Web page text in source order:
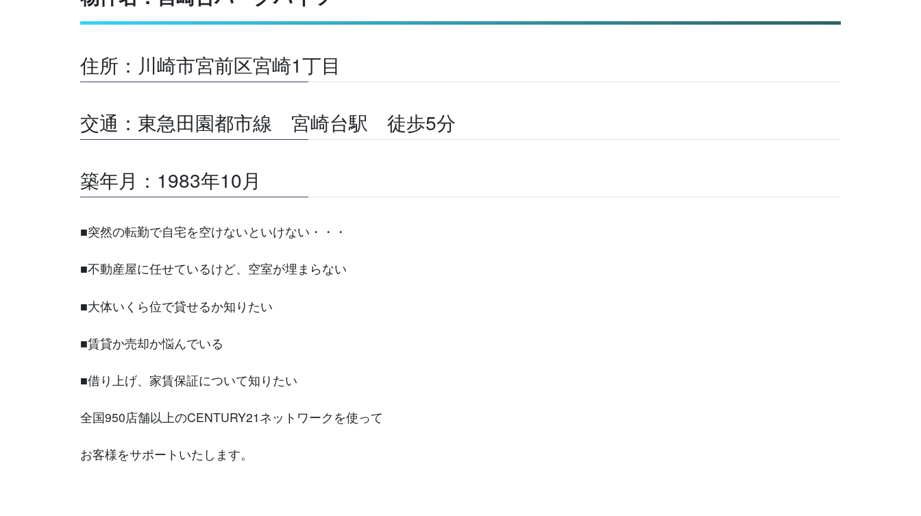
住所：川崎市宮前区宮崎1丁目
交通：東急田園都市線 宮崎台駅 徒歩5分
築年月：1983年10月
■突然の転勤で自宅を空けないといけない・・・
■不動産屋に任せているけど、空室が埋まらない
■大体いくら位で貸せるか知りたい
■賃貸か売却か悩んでいる
■借り上げ、家賃保証について知りたい
全国950店舗以上のCENTURY21ネットワークを使って
お客様をサポートいたします。